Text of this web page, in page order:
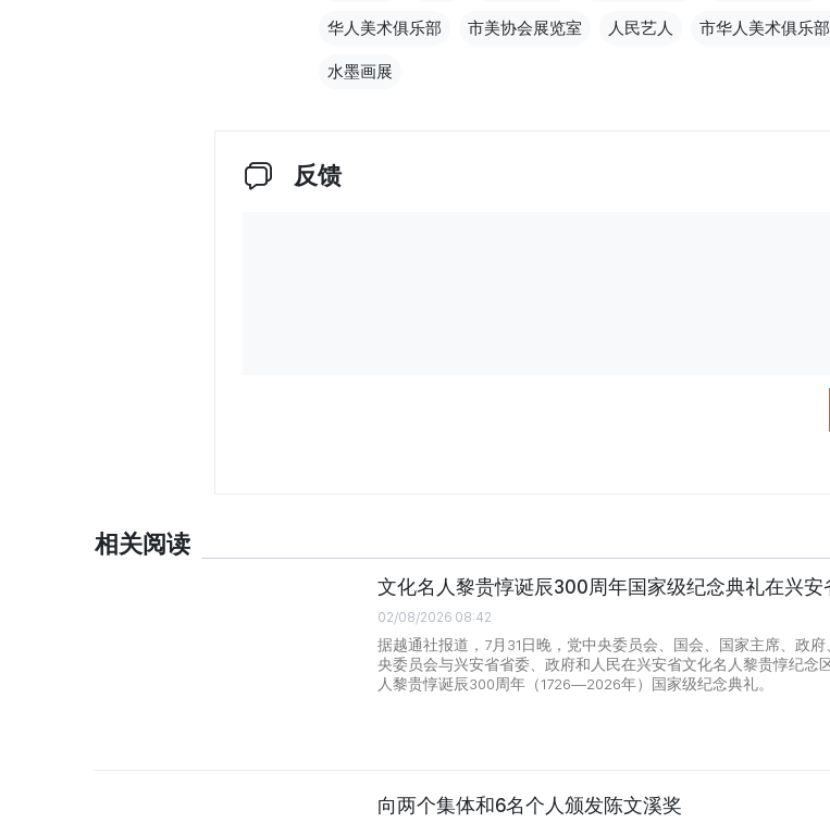
华人美术俱乐部 市美协会展览室 人民艺人 市华人美术俱乐
水墨画展
反馈
相关阅读
文化名人黎贵惇诞辰300周年国家级纪念典礼在兴安
02/08/2026 08:42
据越通社报道，7月31日晚，党中央委员会、国会、国家主席、政
央委员会与兴安省省委、政府和人民在兴安省文化名人黎贵惇纪念
人黎贵惇诞辰300周年（1726—2026年）国家级纪念典礼。
向两个集体和6名个人颁发陈文溪奖